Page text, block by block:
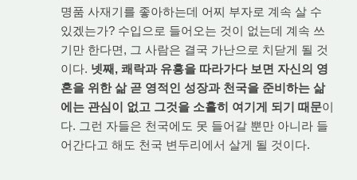
명품 사재기를 좋아하는데 어찌 부자로 계속 살 수
있겠는가? 수입으로 들어오는 것이 없는데 계속 쓰
기만 한다면, 그 사람은 결국 가난으로 치닫게 될 것
이다. 넷째, 쾌락과 유흥을 따라가다 보면 자신의 영
혼을 위한 삶 곧 영적인 성장과 천국을 준비하는 삶
에는 관심이 없고 그것을 소홀히 여기게 되기 때문이
다. 그런 자들은 천국에도 못 들어갈 뿐만 아니라 들
어간다고 해도 천국 변두리에서 살게 될 것이다.